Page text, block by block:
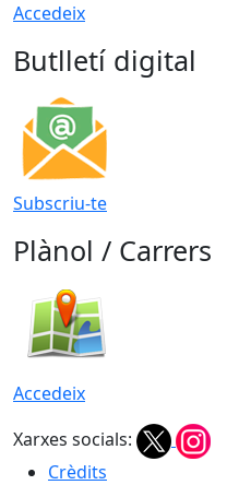
Accedeix
Butlletí digital
Subscriu-te
Plànol / Carrers
Accedeix
Xarxes socials:
Crèdits